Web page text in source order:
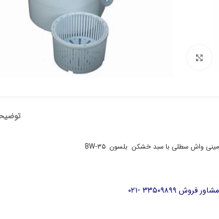
مینی واش سطلی با سبد خشکن بلسون BW-۳۵
مشاور فروش ۳۳۵۰۹۸۹۹ -۰۲۱